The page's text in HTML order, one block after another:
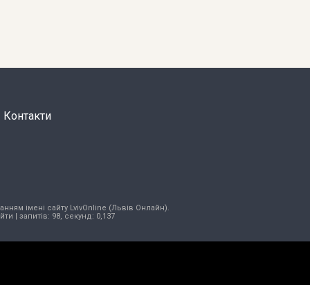
Контакти
імені сайту LvivOnline (Львів Онлайн).
| запитів: 98, секунд: 0,137